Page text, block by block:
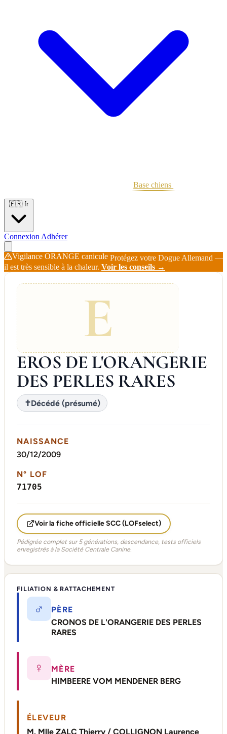
Base chiens
🇫🇷 fr
Connexion Adhérer
Vigilance ORANGE canicule Protégez votre Dogue Allemand —
il est très sensible à la chaleur. Voir les conseils →
E
EROS DE L'ORANGERIE
DES PERLES RARES
✝Décédé (présumé)
NAISSANCE
30/12/2009
N° LOF
71705
Voir la fiche officielle SCC (LOFselect)
Pédigrée complet sur 5 générations, descendance, tests officiels
enregistrés à la Société Centrale Canine.
FILIATION & RATTACHEMENT
♂
PÈRE
CRONOS DE L'ORANGERIE DES PERLES
RARES
♀
MÈRE
HIMBEERE VOM MENDENER BERG
ÉLEVEUR
M. Mlle ZALC Thierry / COLLIGNON Laurence